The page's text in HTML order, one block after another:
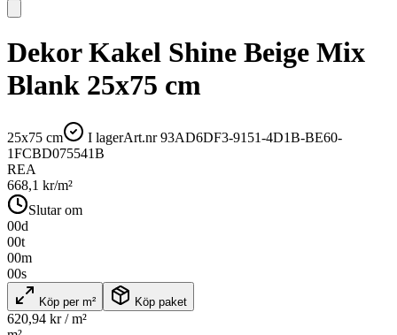
Dekor Kakel Shine Beige Mix
Blank 25x75 cm
25x75 cm I lagerArt.nr93AD6DF3-9151-4D1B-BE60-
1FCBD075541B
REA
668,1 kr/m²
Slutar om
00d
00t
00m
00s
Köp per m² Köp paket
620,94 kr / m²